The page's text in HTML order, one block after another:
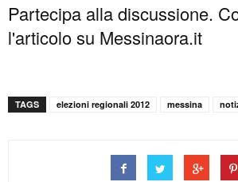
Partecipa alla discussione.
l'articolo su Messinaora.it
TAGS elezioni regionali 2012 messina